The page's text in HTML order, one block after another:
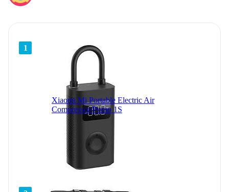
1
Xiaomi Mi Portable Electric Air
Compressor/Pump 1S